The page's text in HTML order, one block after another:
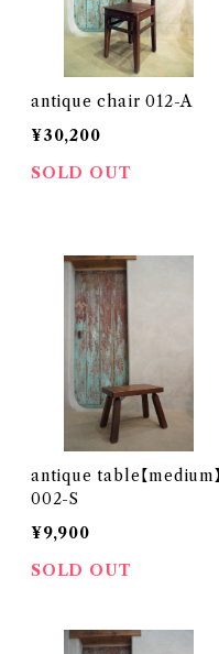
antique chair 012-A
¥30,200
SOLD OUT
antique table【medium】
002-S
¥9,900
SOLD OUT